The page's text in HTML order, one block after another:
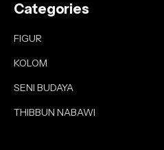
Categories
FIGUR
KOLOM
SENI BUDAYA
THIBBUN NABAWI